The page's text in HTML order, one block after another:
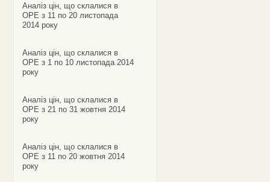
Аналіз цін, що склалися в
ОРЕ з 11 по 20 листопада
2014 року
Аналіз цін, що склалися в
ОРЕ з 1 по 10 листопада 2014
року
Аналіз цін, що склалися в
ОРЕ з 21 по 31 жовтня 2014
року
Аналіз цін, що склалися в
ОРЕ з 11 по 20 жовтня 2014
року